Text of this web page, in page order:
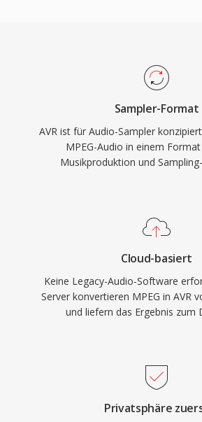
Sampler-Format
AVR ist für Audio-Sampler
MPEG-Audio in einem
Musikproduktion und
Cloud-basiert
Keine Legacy-Audio-Software
Server konvertieren MPEG in AVR
und liefern das Ergebnis zum
Privatsphäre